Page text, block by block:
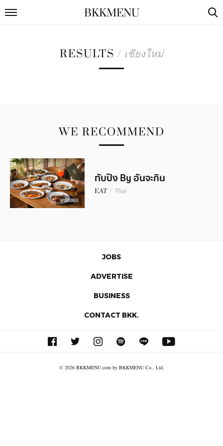
BKKMENU
RESULTS / เชียงใหม่
WE RECOMMEND
SPONSORED
ทับปิง By อันจะกิน
EAT / Thai
JOBS
ADVERTISE
BUSINESS
CONTACT BKK.
© 2026 BKKMENU.com by BKKMENU Co., Ltd.